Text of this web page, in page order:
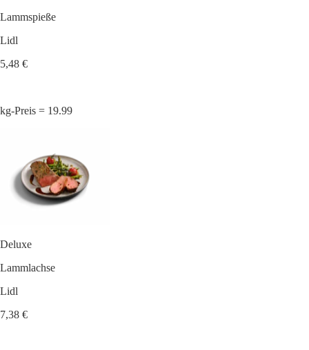
Lammspieße
Lidl
5,48 €
kg-Preis = 19.99
Deluxe
Lammlachse
Lidl
7,38 €